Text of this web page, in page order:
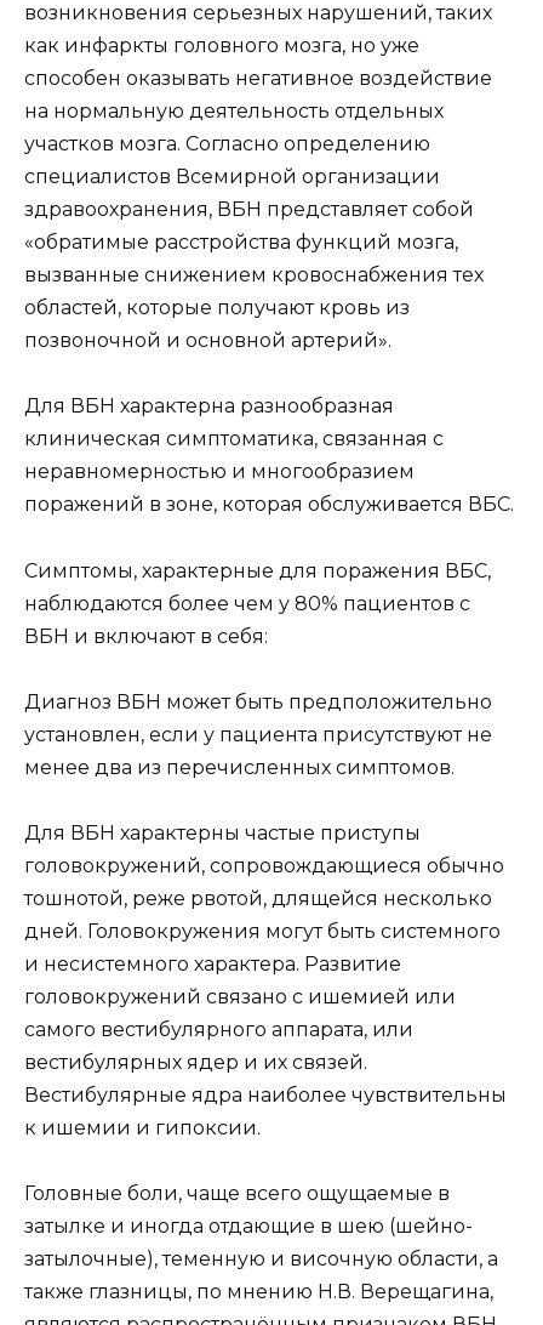
возникновения серьезных нарушений, таких
как инфаркты головного мозга, но уже
способен оказывать негативное воздействие
на нормальную деятельность отдельных
участков мозга. Согласно определению
специалистов Всемирной организации
здравоохранения, ВБН представляет собой
«обратимые расстройства функций мозга,
вызванные снижением кровоснабжения тех
областей, которые получают кровь из
позвоночной и основной артерий».
Для ВБН характерна разнообразная
клиническая симптоматика, связанная с
неравномерностью и многообразием
поражений в зоне, которая обслуживается ВБС.
Симптомы, характерные для поражения ВБС,
наблюдаются более чем у 80% пациентов с
ВБН и включают в себя:
Диагноз ВБН может быть предположительно
установлен, если у пациента присутствуют не
менее два из перечисленных симптомов.
Для ВБН характерны частые приступы
головокружений, сопровождающиеся обычно
тошнотой, реже рвотой, длящейся несколько
дней. Головокружения могут быть системного
и несистемного характера. Развитие
головокружений связано с ишемией или
самого вестибулярного аппарата, или
вестибулярных ядер и их связей.
Вестибулярные ядра наиболее чувствительны
к ишемии и гипоксии.
Головные боли, чаще всего ощущаемые в
затылке и иногда отдающие в шею (шейно-
затылочные), теменную и височную области, а
также глазницы, по мнению Н.В. Верещагина,